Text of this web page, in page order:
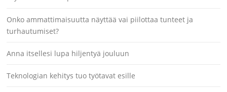
Onko ammattimaisuutta näyttää vai piilottaa tunteet ja
turhautumiset?
Anna itsellesi lupa hiljentyä jouluun
Teknologian kehitys tuo työtavat esille